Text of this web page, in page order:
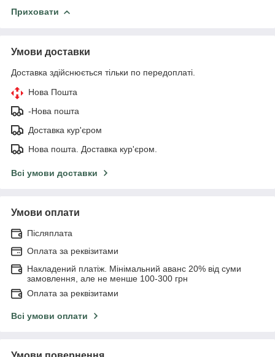
Приховати
Умови доставки
Доставка здійснюється тільки по передоплаті.
Нова Пошта
-Нова пошта
Доставка кур'єром
Нова пошта. Доставка кур'єром.
Всі умови доставки
Умови оплати
Післяплата
Оплата за реквізитами
Накладений платіж. Мінімальний аванс 20% від суми
замовлення, але не менше 100-300 грн
Оплата за реквізитами
Всі умови оплати